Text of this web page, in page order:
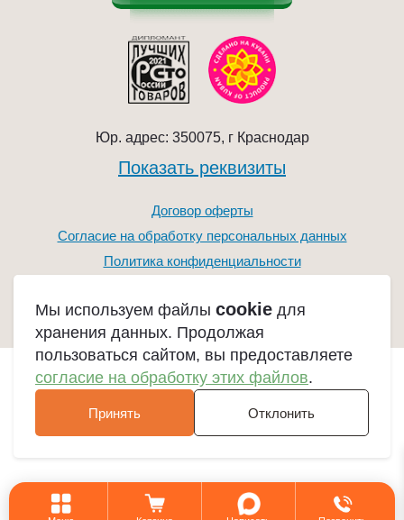
Юр. адрес: 350075, г Краснодар
Показать реквизиты
Договор оферты
Согласие на обработку персональных данных
Политика конфиденциальности
Мы используем файлы cookie для
хранения данных. Продолжая
пользоваться сайтом, вы предоставляете
согласие на обработку этих файлов.
Принять Отклонить